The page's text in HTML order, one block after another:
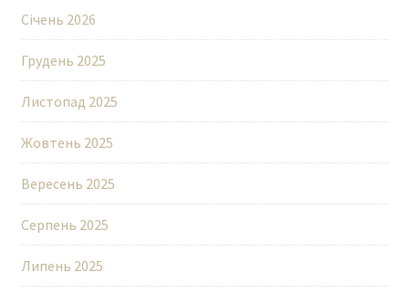
Січень 2026
Грудень 2025
Листопад 2025
Жовтень 2025
Вересень 2025
Серпень 2025
Липень 2025